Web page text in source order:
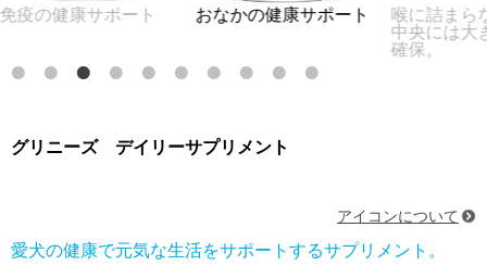
健康サポート おなかの健康サポート
喉に詰まらない
中央には大きな
確保。
グリニーズ デイリーサプリメント
アイコンについて
愛犬の健康で元気な生活をサポートするサプリメント。